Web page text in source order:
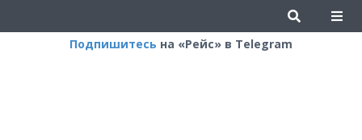
Подпишитесь на «Рейс» в Telegram